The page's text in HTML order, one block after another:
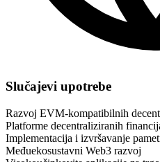
Slučajevi upotrebe
Razvoj EVM-kompatibilnih
Platforme decentraliziranih
Implementacija i izvršavanje
Međuekosustavni Web3 razvoj